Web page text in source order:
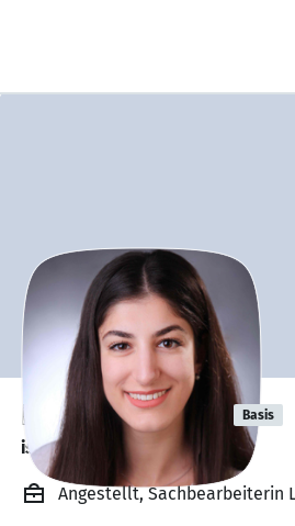
Esra Gürbüzler Basis
ist offen für Projekte. 🔎
Angestellt, Sachbearbeiterin